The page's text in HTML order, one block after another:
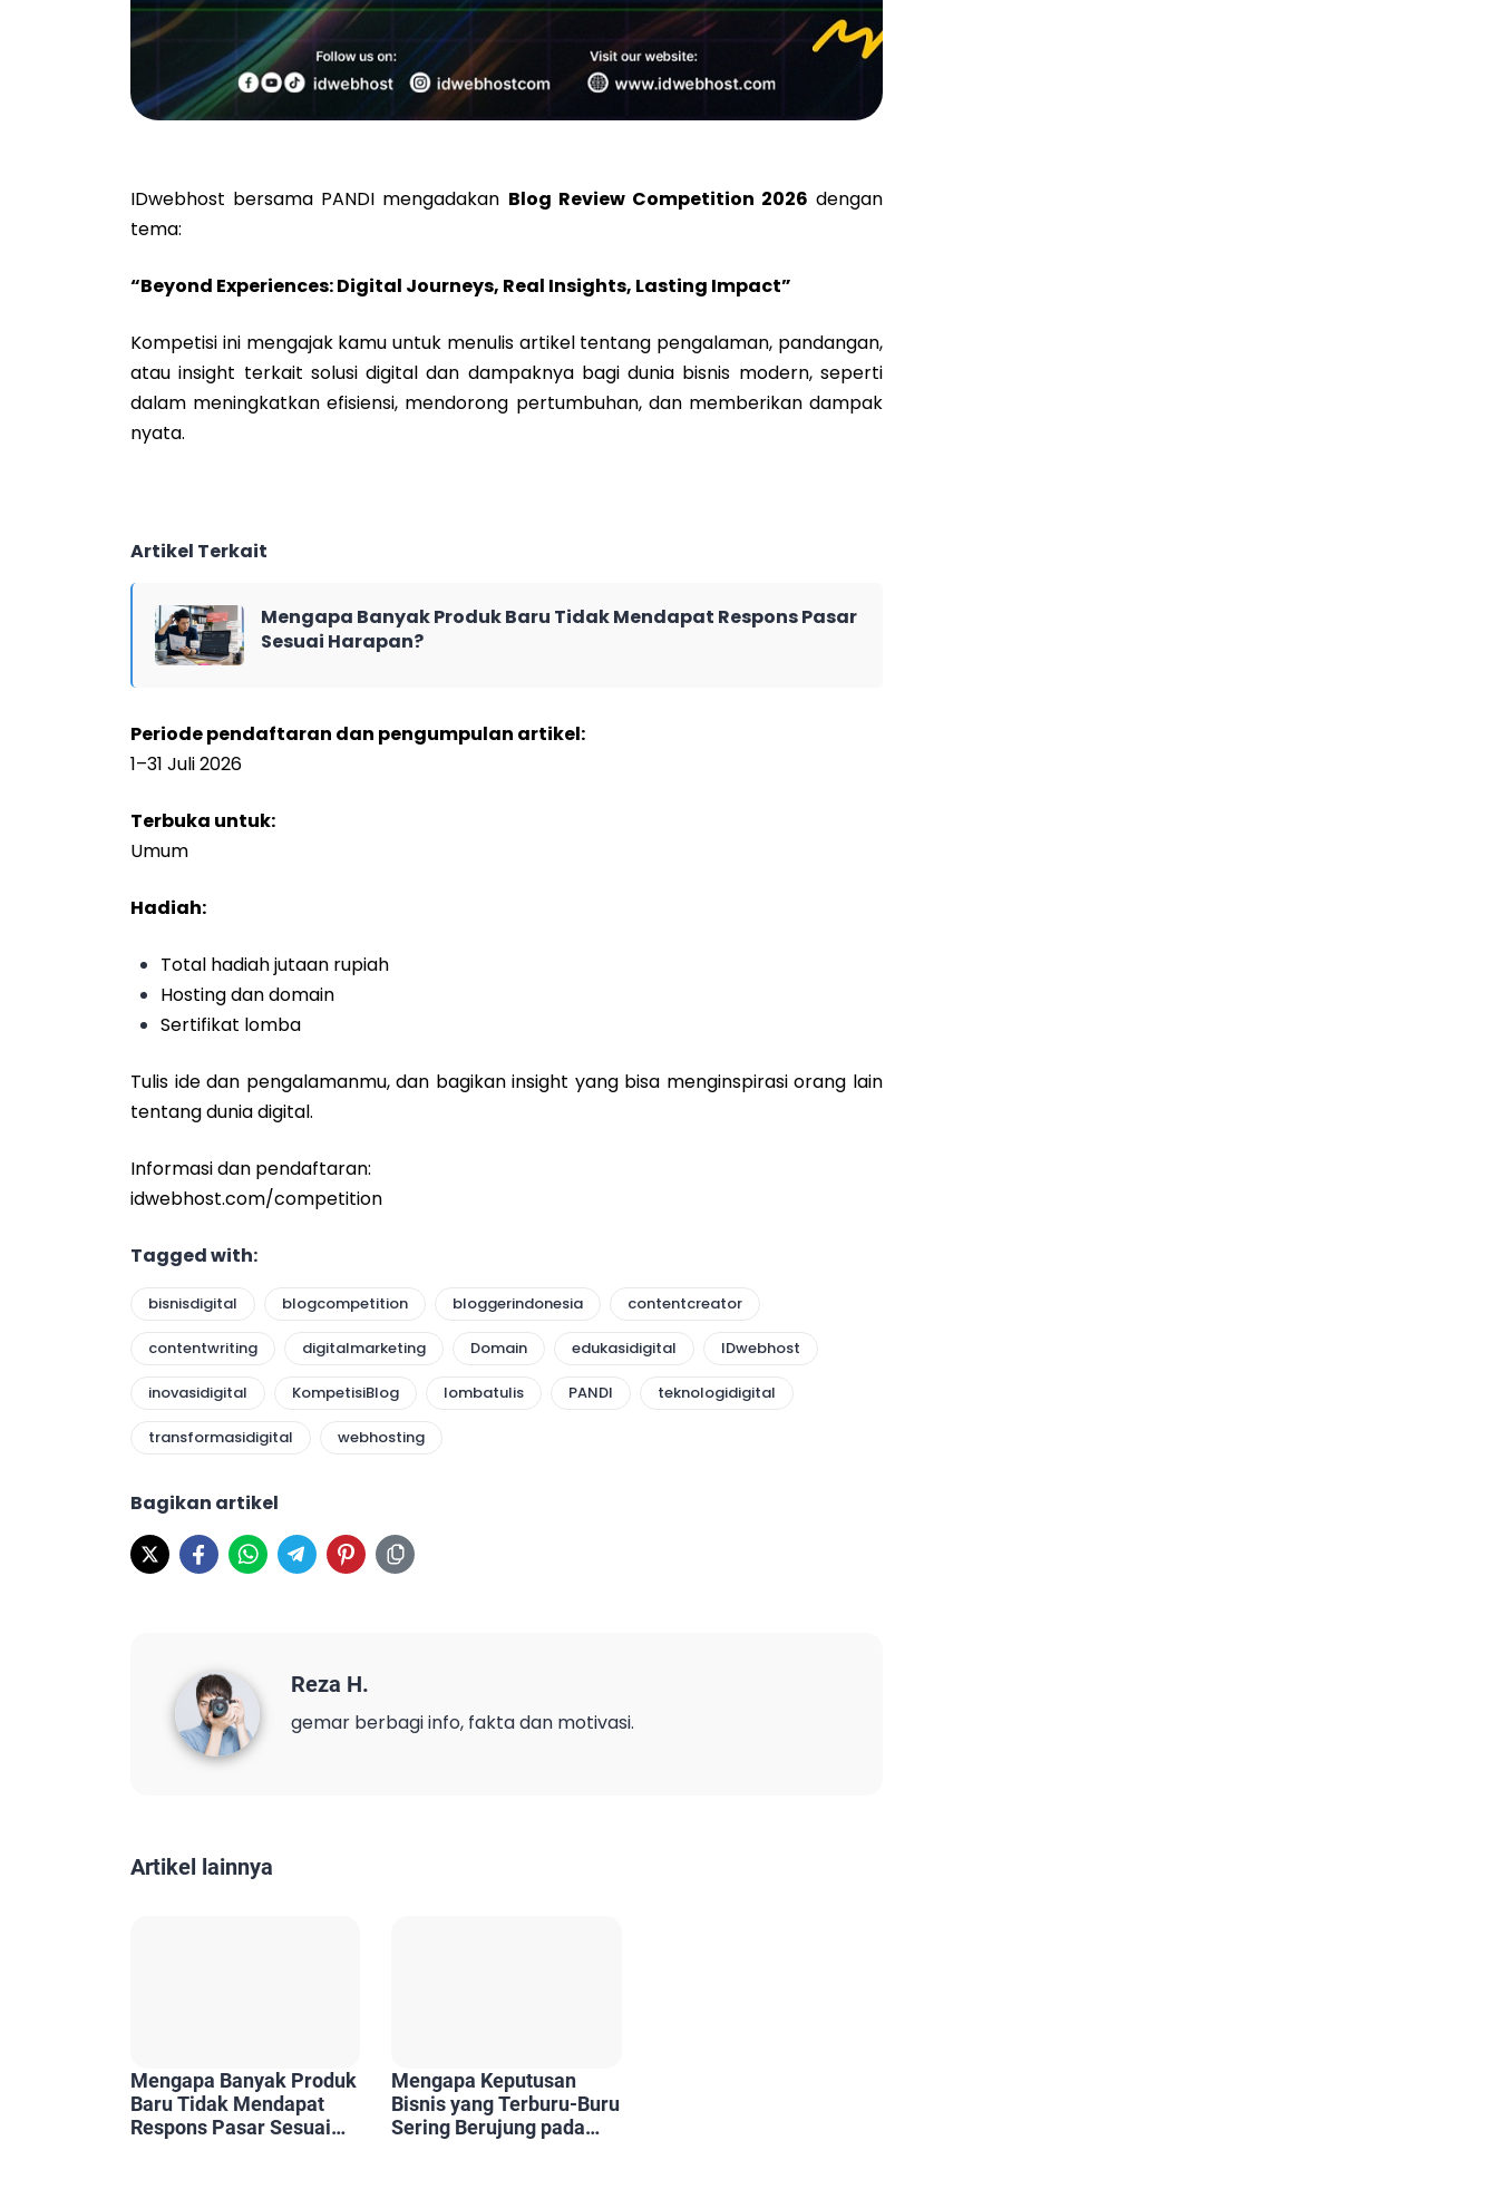
IDwebhost bersama PANDI mengadakan Blog Review Competition 2026 dengan
tema:
“Beyond Experiences: Digital Journeys, Real Insights, Lasting Impact”
Kompetisi ini mengajak kamu untuk menulis artikel tentang pengalaman, pandangan,
atau insight terkait solusi digital dan dampaknya bagi dunia bisnis modern, seperti
dalam meningkatkan efisiensi, mendorong pertumbuhan, dan memberikan dampak
nyata.
Artikel Terkait
Mengapa Banyak Produk Baru Tidak Mendapat Respons Pasar
Sesuai Harapan?
Periode pendaftaran dan pengumpulan artikel:
1–31 Juli 2026
Terbuka untuk:
Umum
Hadiah:
Total hadiah jutaan rupiah
Hosting dan domain
Sertifikat lomba
Tulis ide dan pengalamanmu, dan bagikan insight yang bisa menginspirasi orang lain
tentang dunia digital.
Informasi dan pendaftaran:
idwebhost.com/competition
Tagged with:
bisnisdigital blogcompetition bloggerindonesia contentcreator
contentwriting digitalmarketing Domain edukasidigital IDwebhost
inovasidigital KompetisiBlog lombatulis PANDI teknologidigital
transformasidigital webhosting
Bagikan artikel
Reza H.
gemar berbagi info, fakta dan motivasi.
Artikel lainnya
Mengapa Banyak Produk
Baru Tidak Mendapat
Respons Pasar Sesuai
Mengapa Keputusan
Bisnis yang Terburu-Buru
Sering Berujung pada